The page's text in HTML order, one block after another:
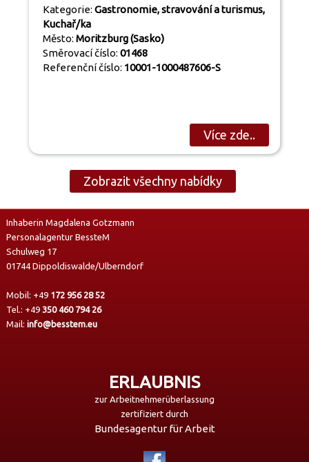
Kategorie:Gastronomie, stravování a turismus,
Kuchař/ka
Město:Moritzburg (Sasko)
Směrovací číslo:01468
Referenční číslo: 10001-1000487606-S
Více zde..
Zobrazit všechny nabídky
Inhaberin Magdalena Gotzmann
Personalagentur BessteM
Schulweg 17
01744 Dippoldiswalde/Ulberndorf
Mobil: +49 172 956 28 52
Tel.: +49 350 460 794 26
Mail: info@besstem.eu
ERLAUBNIS
zur Arbeitnehmerüberlassung
zertifiziert durch
Bundesagentur für Arbeit